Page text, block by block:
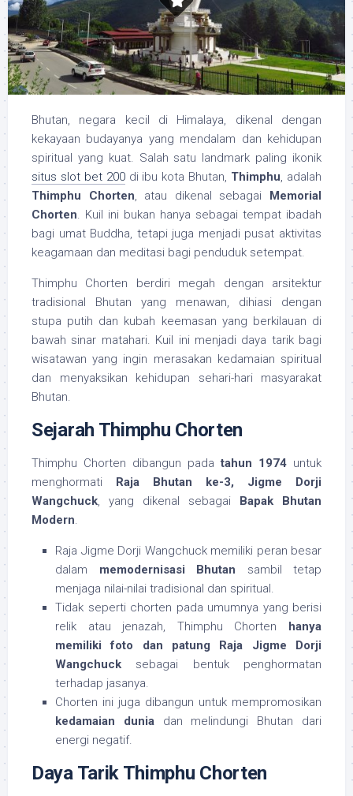
Bhutan, negara kecil di Himalaya, dikenal dengan
kekayaan budayanya yang mendalam dan kehidupan
spiritual yang kuat. Salah satu landmark paling ikonik
situs slot bet 200di ibu kota Bhutan, Thimphu, adalah
Thimphu Chorten, atau dikenal sebagai
Memorial
Chorten. Kuil ini bukan hanya sebagai tempat ibadah
bagi umat Buddha, tetapi juga menjadi pusat aktivitas
keagamaan dan meditasi bagi penduduk setempat.
Thimphu Chorten berdiri megah dengan arsitektur
tradisional Bhutan yang menawan, dihiasi dengan
stupa putih dan kubah keemasan yang berkilauan di
bawah sinar matahari. Kuil ini menjadi daya tarik bagi
wisatawan yang ingin merasakan kedamaian spiritual
dan menyaksikan kehidupan sehari-hari masyarakat
Bhutan.
Sejarah Thimphu Chorten
Thimphu Chorten dibangun padatahun 1974 untuk
menghormati
Raja Bhutan ke-3, Jigme Dorji
Wangchuck, yang dikenal sebagai
Bapak Bhutan
Modern.
Raja Jigme Dorji Wangchuck memiliki peran besar
dalam memodernisasi Bhutan sambil tetap
menjaga nilai-nilai tradisional dan spiritual.
Tidak seperti chorten pada umumnya yang berisi
relik atau jenazah, Thimphu Chorten
hanya
memiliki foto dan patung Raja Jigme Dorji
Wangchuck sebagai bentuk penghormatan
terhadap jasanya.
Chorten ini juga dibangun untuk mempromosikan
kedamaian duniadan melindungi Bhutan dari
energi negatif.
Daya Tarik Thimphu Chorten